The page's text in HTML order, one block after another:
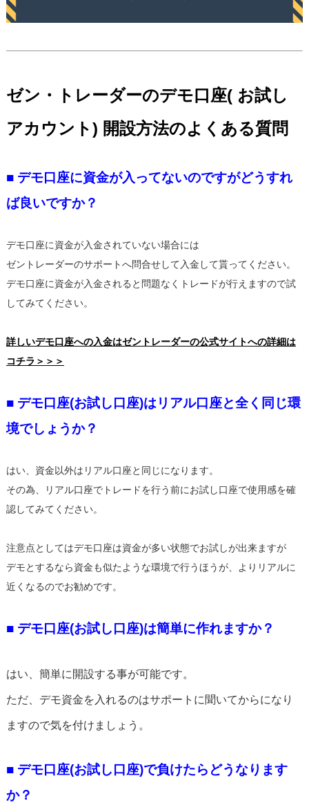
ゼン・トレーダーのデモ口座( お試し
アカウント) 開設方法のよくある質問
■ デモ口座に資金が入ってないのですがどうすれ
ば良いですか？
デモ口座に資金が入金されていない場合には
ゼントレーダーのサポートへ問合せして入金して貰ってください。
デモ口座に資金が入金されると問題なくトレードが行えますので試
してみてください。
詳しいデモ口座への入金はゼントレーダーの公式サイトへの詳細は
コチラ＞＞＞
■ デモ口座(お試し口座)はリアル口座と全く同じ環
境でしょうか？
はい、資金以外はリアル口座と同じになります。
その為、リアル口座でトレードを行う前にお試し口座で使用感を確
認してみてください。
注意点としてはデモ口座は資金が多い状態でお試しが出来ますが
デモとするなら資金も似たような環境で行うほうが、よりリアルに
近くなるのでお勧めです。
■ デモ口座(お試し口座)は簡単に作れますか？
はい、簡単に開設する事が可能です。
ただ、デモ資金を入れるのはサポートに聞いてからになり
ますので気を付けましょう。
■ デモ口座(お試し口座)で負けたらどうなります
か？